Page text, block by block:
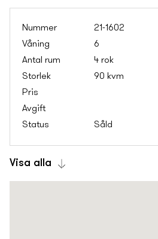
21-1602
6
4 rok
90 kvm
Såld
Visa alla